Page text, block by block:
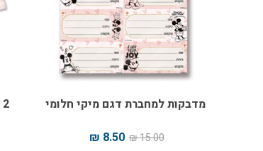
מדבקות למחברת דגם מיקי חלומי
15.00 ₪
8.50 ₪